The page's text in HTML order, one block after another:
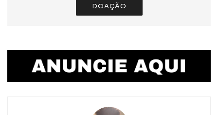
DOAÇÃO